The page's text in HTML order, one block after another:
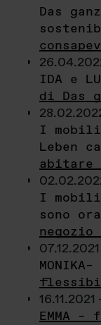
Das
IDA e
di Das
I mobili
Leben
abitare
I mobili
sono
negozio
16.11.2021
EMMA